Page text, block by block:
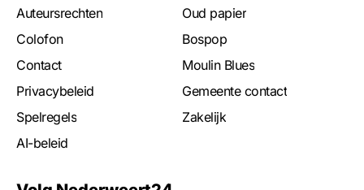
Auteursrechten
Colofon
Contact
Privacybeleid
Spelregels
AI-beleid
Oud papier
Bospop
Moulin Blues
Gemeente contact
Zakelijk